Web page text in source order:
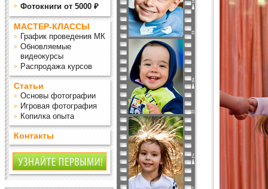
Фотокниги от 5000 ₽
МАСТЕР-КЛАССЫ
График проведения МК
Обновляемые
видеокурсы
Распродажа курсов
Статьи
Основы фотографии
Игровая фотография
Копилка опыта
Контакты